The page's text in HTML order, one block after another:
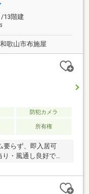
13階建
歌山市布施屋
防犯カメラ
所有権
要らず、即入居可
り・風通し良好で